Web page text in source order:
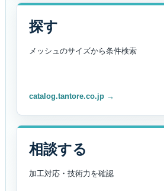
探す
メッシュのサイズから条件検索
catalog.tantore.co.jp →
相談する
加工対応・技術力を確認